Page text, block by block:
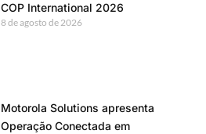
COP International 2026
8 de agosto de 2026
Motorola Solutions apresenta
Operação Conectada em